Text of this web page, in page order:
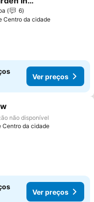
Of Arran
6
Centro da cidade
Ver preços
aos favoritos
não disponível
Centro da cidade
Ver preços